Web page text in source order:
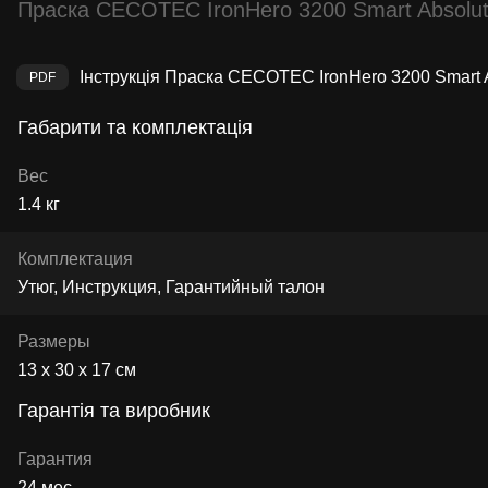
Праска CECOTEC IronHero 3200 Smart
Інструкція Праска CECOTEC IronHero 3200 Smart
Габарити та комплектація
Вес
1.4 кг
Комплектация
Утюг, Инструкция, Гарантийный талон
Размеры
13 х 30 х 17 см
Гарантія та виробник
Гарантия